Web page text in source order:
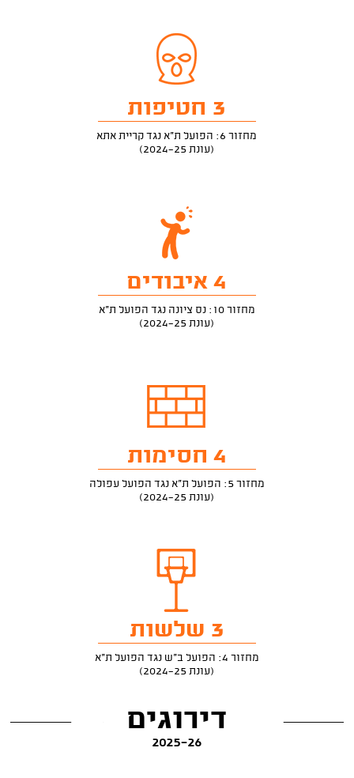
3 חטיפות
מחזור 6: הפועל ת"א נגד קריית אתא
(עונת 2024-25)
4 איבודים
מחזור 10: נס ציונה נגד הפועל ת"א
(עונת 2024-25)
4 חסימות
מחזור 5: הפועל ת"א נגד הפועל עפולה
(עונת 2024-25)
3 שלשות
מחזור 4: הפועל ב"ש נגד הפועל ת"א
(עונת 2024-25)
דירוגים
2025-26